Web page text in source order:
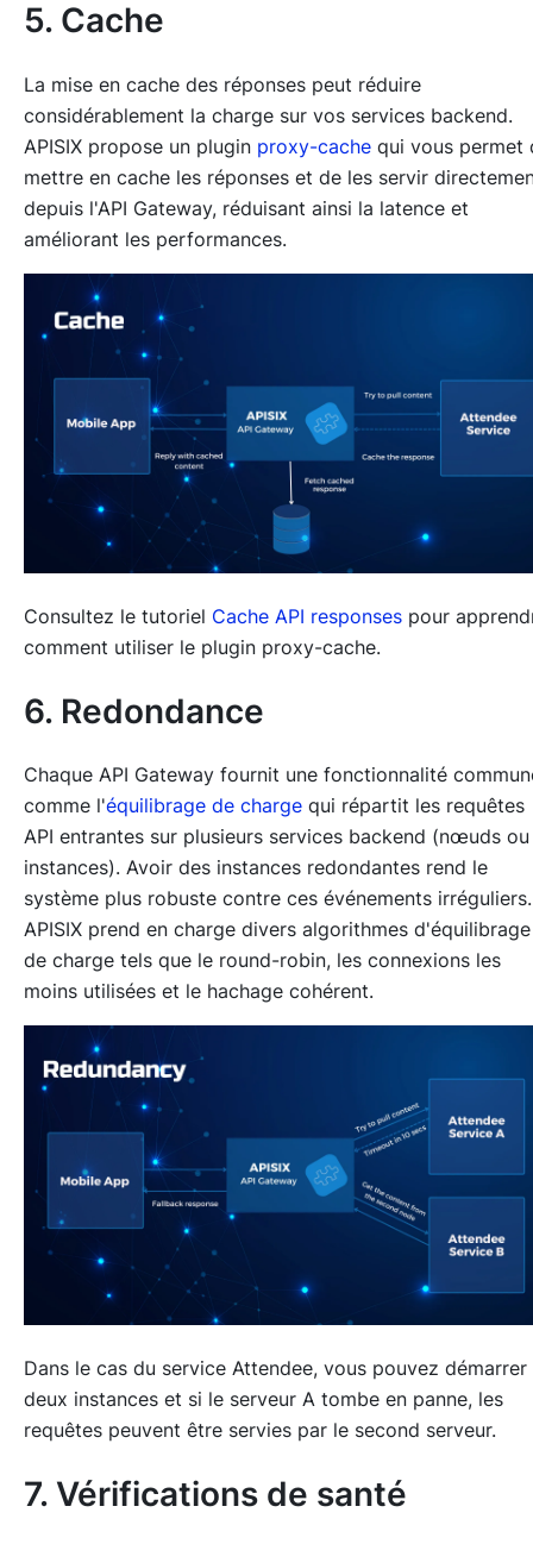
5. Cache
La mise en cache des réponses peut réduire
considérablement la charge sur vos services backend.
APISIX propose un plugin proxy-cache qui vous permet
mettre en cache les réponses et de les servir
depuis l'API Gateway, réduisant ainsi la latence et
améliorant les performances.
Consultez le tutoriel Cache API responses pour
comment utiliser le plugin proxy-cache.
6. Redondance
Chaque API Gateway fournit une fonctionnalité
comme l'équilibrage de charge qui répartit les requêtes
API entrantes sur plusieurs services backend (nœuds ou
instances). Avoir des instances redondantes rend le
système plus robuste contre ces événements irréguliers.
APISIX prend en charge divers algorithmes d'équilibrage
de charge tels que le round-robin, les connexions les
moins utilisées et le hachage cohérent.
Dans le cas du service Attendee, vous pouvez démarrer
deux instances et si le serveur A tombe en panne, les
requêtes peuvent être servies par le second serveur.
7. Vérifications de santé